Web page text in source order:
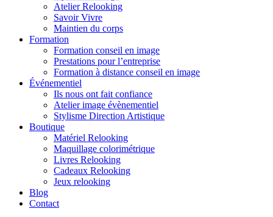
Atelier Relooking
Savoir Vivre
Maintien du corps
Formation
Formation conseil en image
Prestations pour l’entreprise
Formation à distance conseil en image
Événementiel
Ils nous ont fait confiance
Atelier image évènementiel
Stylisme Direction Artistique
Boutique
Matériel Relooking
Maquillage colorimétrique
Livres Relooking
Cadeaux Relooking
Jeux relooking
Blog
Contact